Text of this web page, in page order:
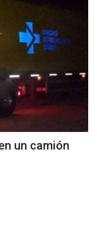
un camión